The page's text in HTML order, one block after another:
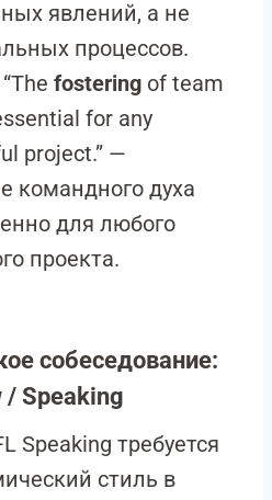
явлений, а не
процессов.
“The fostering of team
for any
project.” —
командного духа
для любого
проекта.
собеседование:
/ Speaking
Speaking требуется
стиль в